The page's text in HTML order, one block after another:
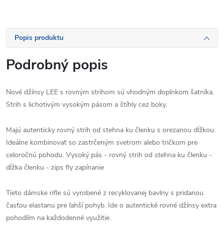
Popis produktu
Podrobný popis
Nové džínsy LEE s rovným strihom sú vhodným doplnkom šatníka.
Strih s lichotivým vysokým pásom a štíhly cez boky.
Majú autenticky rovný strih od stehna ku členku s orezanou dĺžkou.
Ideálne kombinovať so zastrčeným svetrom alebo tričkom pre
celoročnú pohodu. Vysoký pás - rovný strih od stehna ku členku -
dĺžka členku - zips fly zapínanie
Tieto dámske rifle sú vyrobené z recyklovanej bavlny s pridanou
časťou elastanu pre ľahší pohyb. Ide o autentické rovné džínsy extra
pohodlím na každodenné využitie.